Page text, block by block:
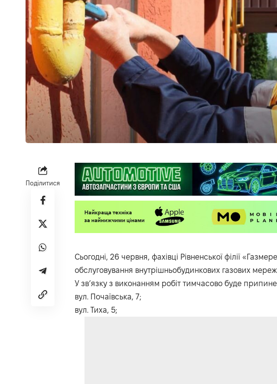
Поділитися
Сьогодні, 26 червня, фахівці Рівненської філії
обслуговування внутрішньобудинкових газових
У зв’язку з виконанням робіт тимчасово буде
вул. Почаївська, 7;
вул. Тиха, 5;